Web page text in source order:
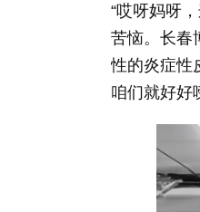
“哎呀妈呀
苦恼。长春
性的炎症性
咱们就好好